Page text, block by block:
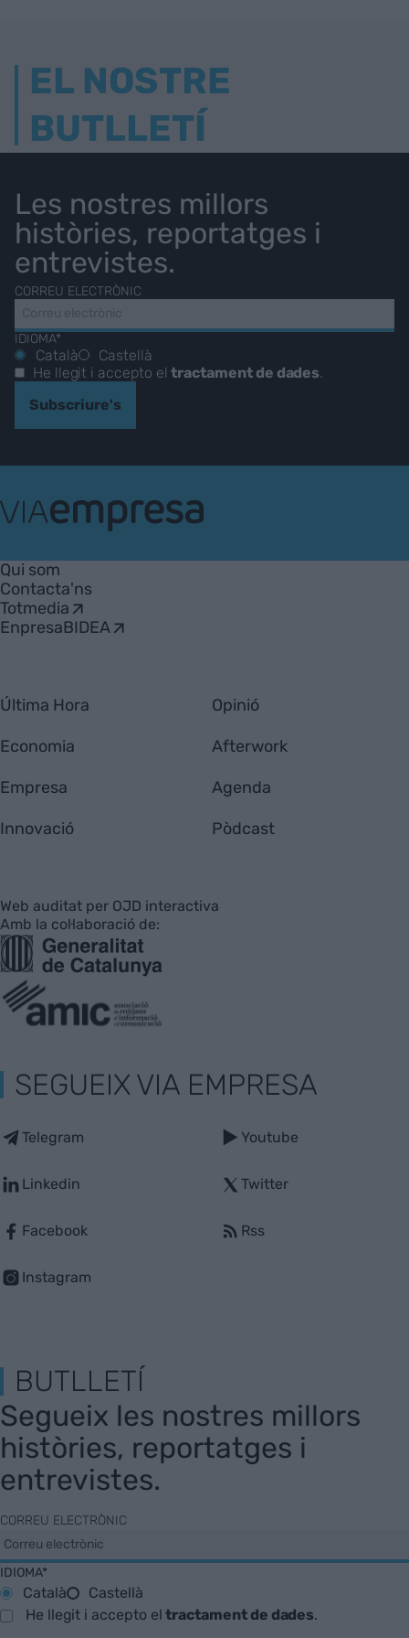
EL NOSTRE
BUTLLETÍ
Les nostres millors
històries, reportatges i
entrevistes.
CORREU ELECTRÒNIC
IDIOMA*
Català
Castellà
He llegit i accepto eltractament de dades.
Subscriure's
Empresa
Qui som
Contacta'ns
Totmedia
EnpresaBIDEA
Última Hora
Economia
Empresa
Innovació
Opinió
Afterwork
Agenda
Pòdcast
Web auditat per OJD interactiva
Amb la col·laboració de:
SEGUEIX VIA EMPRESA
Telegram
Linkedin
Facebook
Instagram
Youtube
Twitter
Rss
BUTLLETÍ
Segueix les nostres millors
històries, reportatges i
entrevistes.
CORREU ELECTRÒNIC
IDIOMA*
Català
Castellà
He llegit i accepto eltractament de dades.